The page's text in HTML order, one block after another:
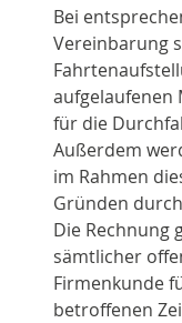
Bei
Vereinbarung
aufgelaufenen
für die
Außerdem
im Rahmen
Gründen
Die Rechnung
sämtlicher
Firmenkunde
betroffenen